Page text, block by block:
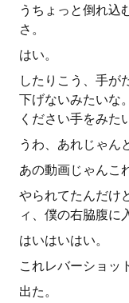
うちょっと倒れ込
さ。
はい。
したりこう、手が
下げないみたいな
ください手をみた
うわ、あれじゃん
あの動画じゃんこ
やられてたんだけ
ィ、僕の右脇腹に
はいはいはい。
これレバーショッ
出た。